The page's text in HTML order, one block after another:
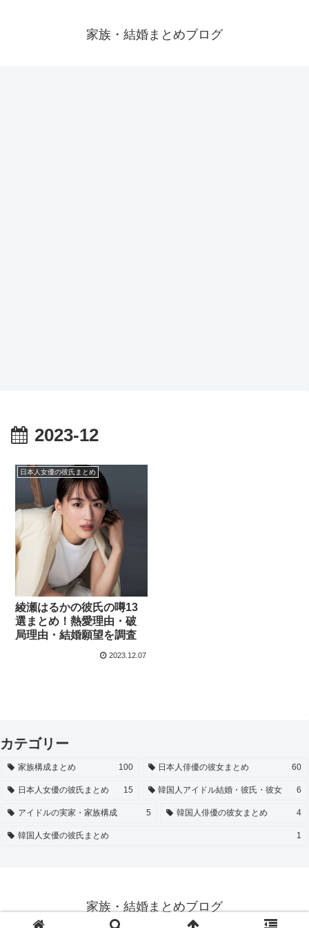
家族・結婚まとめブログ
2023-12
日本人女優の彼氏まとめ
綾瀬はるかの彼氏の噂13
選まとめ！熱愛理由・破
局理由・結婚願望を調査
2023.12.07
カテゴリー
家族構成まとめ 100 日本人俳優の彼女まとめ 60
日本人女優の彼氏まとめ 15 韓国人アイドル結婚・彼氏・彼女 6
アイドルの実家・家族構成 5 韓国人俳優の彼女まとめ 4
韓国人女優の彼氏まとめ 1
家族・結婚まとめブログ